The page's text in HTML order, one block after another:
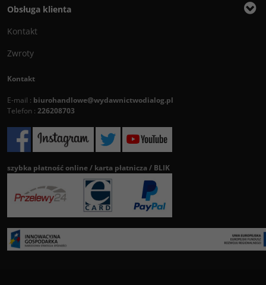
Obsługa klienta
Kontakt
Zwroty
Kontakt
E-mail : biurohandlowe@wydawnictwodialog.pl
Telefon : 226208703
szybka płatność online / karta płatnicza / BLIK